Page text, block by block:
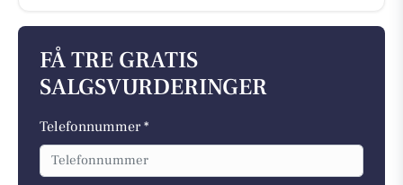
FÅ TRE GRATIS
SALGSVURDERINGER
Telefonnummer *